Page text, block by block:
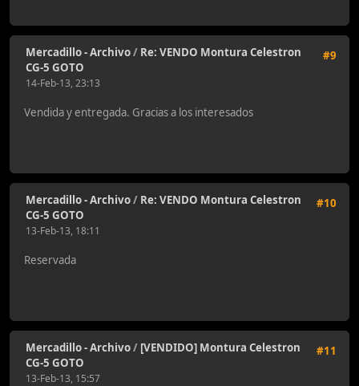
#9
Mercadillo - Archivo/ Re: VENDO Montura Celestron
CG-5 GOTO
14-Feb-13, 23:13
Vendida y entregada. Gracias a los interesados
#10
Mercadillo - Archivo/ Re: VENDO Montura Celestron
CG-5 GOTO
13-Feb-13, 18:11
Reservada
#11
Mercadillo - Archivo/ [VENDIDO] Montura Celestron
CG-5 GOTO
13-Feb-13, 15:57